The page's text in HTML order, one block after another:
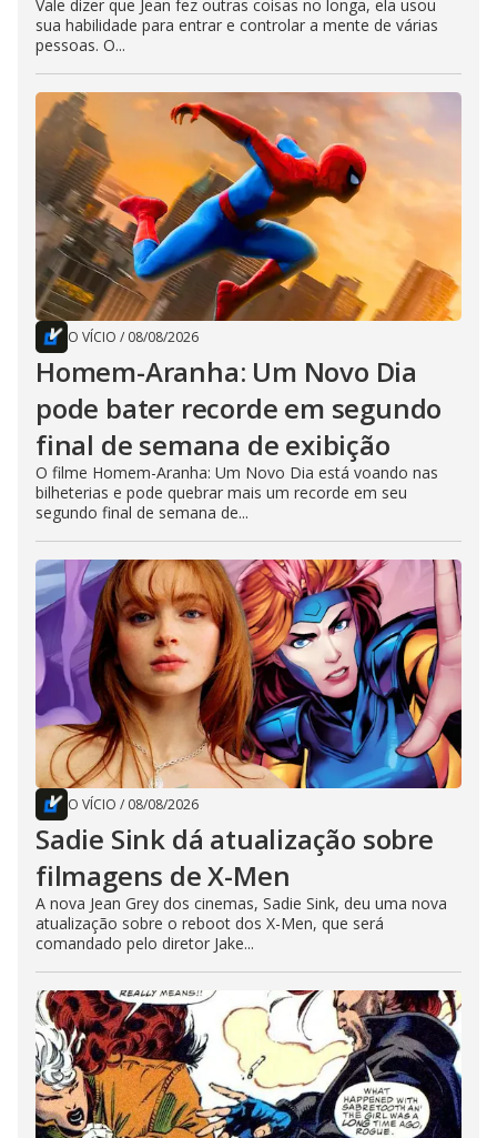
Vale dizer que Jean fez outras coisas no longa, ela usou
sua habilidade para entrar e controlar a mente de várias
pessoas. O...
O VÍCIO / 08/08/2026
Homem-Aranha: Um Novo Dia
pode bater recorde em segundo
final de semana de exibição
O filme Homem-Aranha: Um Novo Dia está voando nas
bilheterias e pode quebrar mais um recorde em seu
segundo final de semana de...
O VÍCIO / 08/08/2026
Sadie Sink dá atualização sobre
filmagens de X-Men
A nova Jean Grey dos cinemas, Sadie Sink, deu uma nova
atualização sobre o reboot dos X-Men, que será
comandado pelo diretor Jake...